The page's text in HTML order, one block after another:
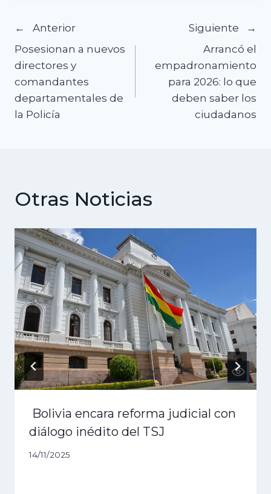
Navegación
de
entradas
Anterior
Posesionan a nuevos
directores y
comandantes
departamentales de
la Policía
Siguiente
Arrancó el
empadronamiento
para 2026: lo que
deben saber los
ciudadanos
Otras Noticias
Bolivia encara reforma judicial con
diálogo inédito del TSJ
14/11/2025